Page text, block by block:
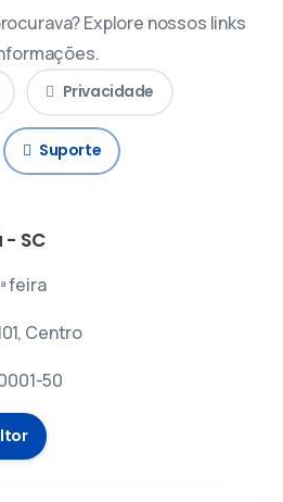
Explore nossos links
Privacidade
Suporte
SC
feira
Centro
50